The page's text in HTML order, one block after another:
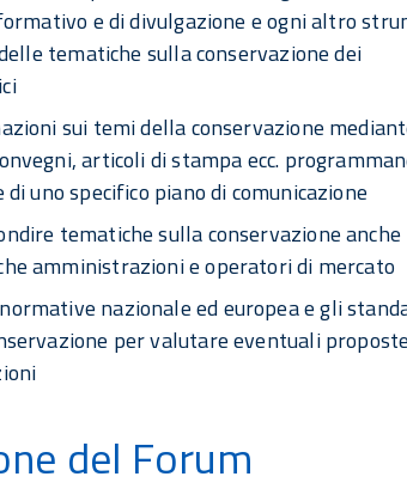
e di divulgazione e ogni altro
tematiche sulla conservazione dei
sui temi della conservazione
articoli di stampa ecc.
uno specifico piano di comunicazione
tematiche sulla conservazione anche
amministrazioni e operatori di mercato
nazionale ed europea e gli
per valutare eventuali
del Forum